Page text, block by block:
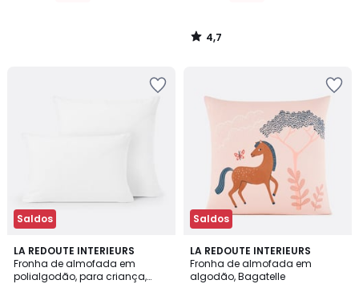
4,7
/
Saldos
LA REDOUTE INTERIEURS
Fronha de almofada em
polialgodão, para criança,
4,5
/ 5
14
Cores
Saldos
LA REDOUTE INTERIEURS
Fronha de almofada em
algodão, Bagatelle
4,9
/ 5